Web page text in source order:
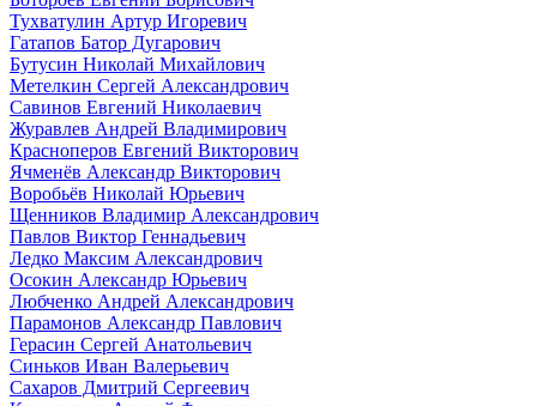
Тухватулин Артур Игоревич
Гатапов Батор Дугарович
Бутусин Николай Михайлович
Метелкин Сергей Александрович
Савинов Евгений Николаевич
Журавлев Андрей Владимирович
Красноперов Евгений Викторович
Ячменёв Александр Викторович
Воробьёв Николай Юрьевич
Щенников Владимир Александрович
Павлов Виктор Геннадьевич
Ледко Максим Александрович
Осокин Александр Юрьевич
Любченко Андрей Александрович
Парамонов Александр Павлович
Герасин Сергей Анатольевич
Синьков Иван Валерьевич
Сахаров Дмитрий Сергеевич